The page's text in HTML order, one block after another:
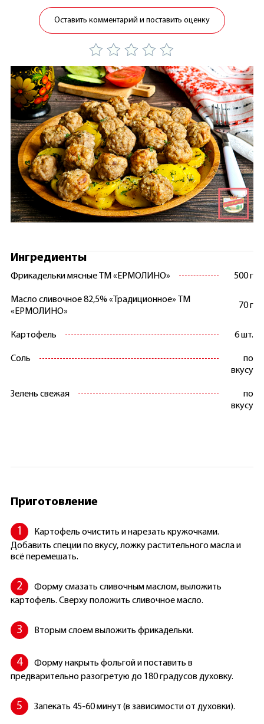
Оставить комментарий и поставить оценку
Ингредиенты
Фрикадельки мясные ТМ «ЕРМОЛИНО» 500 г
Масло сливочное 82,5% «Традиционное» ТМ
«ЕРМОЛИНО»
70 г
Картофель 6 шт.
Соль
по
вкусу
Зелень свежая
по
вкусу
Приготовление
Картофель очистить и нарезать кружочками.
Добавить специи по вкусу, ложку растительного масла и
всё перемешать.
Форму смазать сливочным маслом, выложить
картофель. Сверху положить сливочное масло.
Вторым слоем выложить фрикадельки.
Форму накрыть фольгой и поставить в
предварительно разогретую до 180 градусов духовку.
Запекать 45-60 минут (в зависимости от духовки).